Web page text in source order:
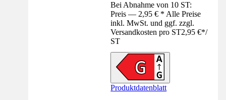
Bei Abnahme von 10 ST:
Preis — 2,95 € * Alle Preise
inkl. MwSt. und ggf. zzgl.
Versandkosten pro ST2,95 €*/
ST
Produktdatenblatt